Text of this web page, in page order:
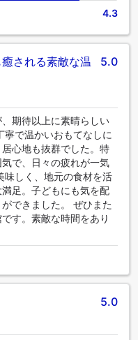
4.3
される素敵な温
5.0
期待以上に素晴らしい
で温かいおもてなしに
心地も抜群でした。特
で、日々の疲れが一気
味しく、地元の食材を活
足。子どもにも気を配
できました。 ぜひまた
す。素敵な時間をあり
5.0